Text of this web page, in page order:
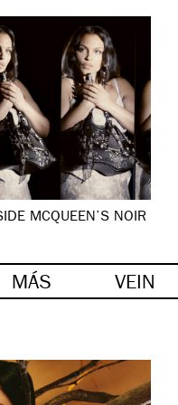
MCQUEEN’S NOIR
MÁS VEIN